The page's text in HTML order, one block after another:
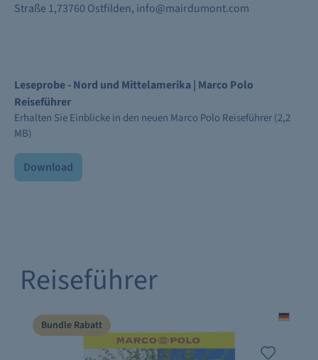
Straße 1,73760 Ostfilden, info@mairdumont.com
Leseprobe - Nord und Mittelamerika | Marco Polo
Reiseführer
Erhalten Sie Einblicke in den neuen Marco Polo Reiseführer (2,2
MB)
Download
Reiseführer
Bundle Rabatt